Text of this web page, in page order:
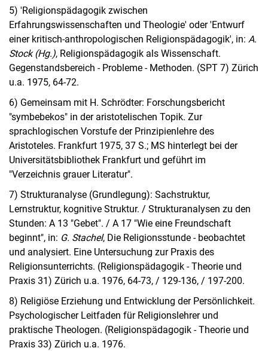
5) 'Religionspädagogik zwischen
Erfahrungswissenschaften und Theologie' oder 'Entwurf
einer kritisch-anthropologischen Religionspädagogik', in: A.
Stock (Hg.), Religionspädagogik als Wissenschaft.
Gegenstandsbereich - Probleme - Methoden. (SPT 7) Zürich
u.a. 1975, 64-72.
6) Gemeinsam mit H. Schrödter: Forschungsbericht
"symbebekos" in der aristotelischen Topik. Zur
sprachlogischen Vorstufe der Prinzipienlehre des
Aristoteles. Frankfurt 1975, 37 S.; MS hinterlegt bei der
Universitätsbibliothek Frankfurt und geführt im
"Verzeichnis grauer Literatur".
7) Strukturanalyse (Grundlegung): Sachstruktur,
Lernstruktur, kognitive Struktur. / Strukturanalysen zu den
Stunden: A 13 "Gebet". / A 17 "Wie eine Freundschaft
beginnt", in: G. Stachel, Die Religionsstunde - beobachtet
und analysiert. Eine Untersuchung zur Praxis des
Religionsunterrichts. (Religionspädagogik - Theorie und
Praxis 31) Zürich u.a. 1976, 64-73, / 129-136, / 197-200.
8) Religiöse Erziehung und Entwicklung der Persönlichkeit.
Psychologischer Leitfaden für Religionslehrer und
praktische Theologen. (Religionspädagogik - Theorie und
Praxis 33) Zürich u.a. 1976.